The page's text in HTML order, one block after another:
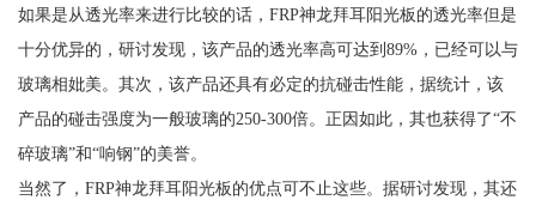
如果是从透光率来进行比较的话，FRP神龙拜耳阳光板的透光率但是
十分优异的，研讨发现，该产品的透光率高可达到89%，已经可以与
玻璃相妣美。其次，该产品还具有必定的抗碰击性能，据统计，该
产品的碰击强度为一般玻璃的250-300倍。正因如此，其也获得了“不
碎玻璃”和“响钢”的美誉。
当然了，FRP神龙拜耳阳光板的优点可不止这些。据研讨发现，其还